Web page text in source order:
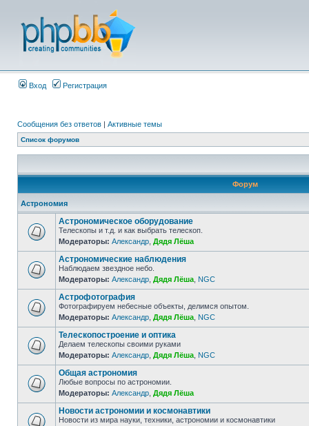
Вход Регистрация
Сообщения без ответов | Активные темы
Список форумов
Форум
Астрономия
Астрономическое оборудование
Телескопы и т.д. и как выбрать телескоп.
Модераторы: Александр Дядя Лёша
Астрономические наблюдения
Наблюдаем звездное небо.
Модераторы: Александр Дядя Лёша NGC
Астрофотография
Фотографируем небесные объекты, делимся опытом.
Модераторы: Александр Дядя Лёша NGC
Телескопостроение и оптика
Делаем телескопы своими руками
Модераторы: Александр Дядя Лёша NGC
Общая астрономия
Любые вопросы по астрономии.
Модераторы: Александр Дядя Лёша
Новости астрономии и космонавтики
Новости из мира науки, техники, астрономии и космонавтики